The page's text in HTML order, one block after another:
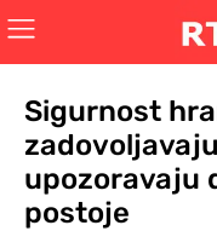
Sigurnost
upozoravaju
postoje